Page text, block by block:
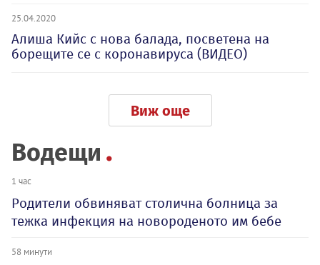
25.04.2020
Алиша Кийс с нова балада, посветена на
борещите се с коронавируса (ВИДЕО)
Виж още
Водещи
1 час
Родители обвиняват столична болница за
тежка инфекция на новороденото им бебе
58 минути